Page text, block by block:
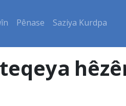
Pênase Saziya Kurdpa